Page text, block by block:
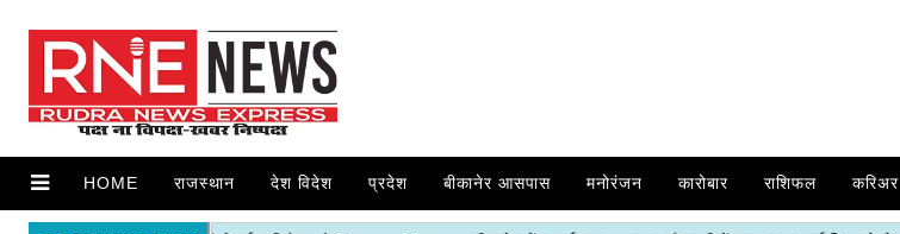
HOME राजस्थान देश विदेश प्रदेश बीकानेर आसपास मनोरंजन कारोबार राशिफल करिअर